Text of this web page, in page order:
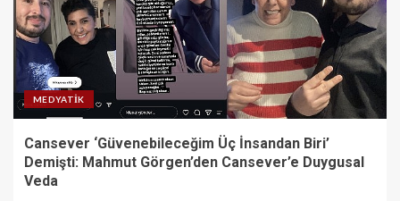
3
4
Büyükşehir, çocukları afetlere
karşı bilinçlendiriyor
MEDYATIK
Cansever ‘Güvenebileceğim Üç İnsandan Biri’
Demişti: Mahmut Görgen’den Cansever’e Duygusal
Veda